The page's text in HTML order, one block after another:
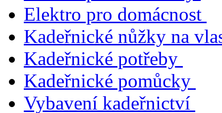
Elektro pro domácnost
Kadeřnické nůžky na
Kadeřnické potřeby
Kadeřnické pomůcky
Vybavení kadeřnictví